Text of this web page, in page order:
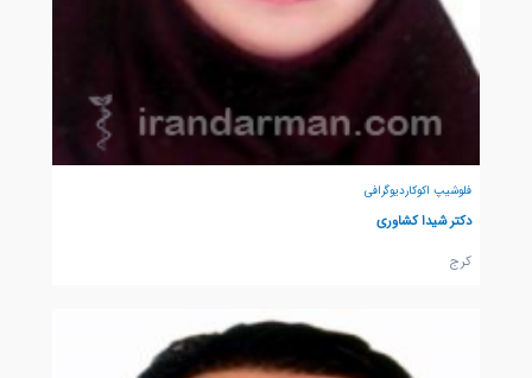
فلوشیپ اکوکاردیوگرافی
دکتر شیدا کشاوری
كرج